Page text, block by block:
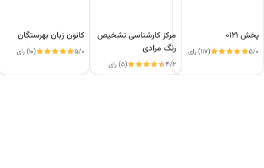
پخش 0121
5/0 (117) رای
مرکز کارشناسی تشخیص
رنگ مرادی
4/2 (5) رای
کانون زبان بهرستگان
5/0 (10) رای